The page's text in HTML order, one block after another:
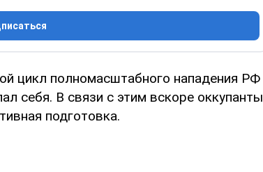
цикл полномасштабного нападения РФ
себя. В связи с этим вскоре оккупанты
подготовка.